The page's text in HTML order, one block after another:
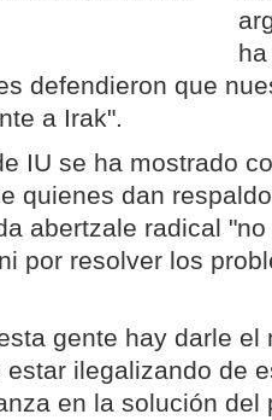
defendieron que
a Irak".
IU se ha mostrado
quienes dan
abertzale radical
por resolver los
gente hay darle
ilegalizando de
en la solución del